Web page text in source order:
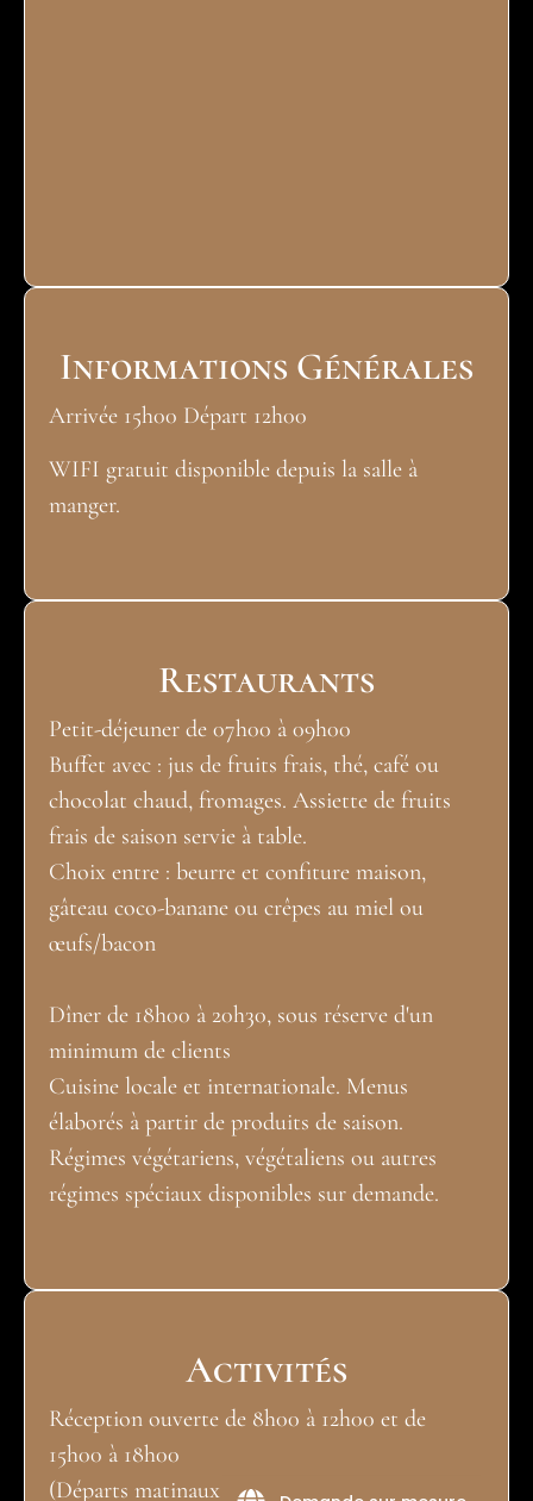
Informations Générales
Arrivée 15h00 Départ 12h00
WIFI gratuit disponible depuis la salle à
manger.
Restaurants
Petit-déjeuner de 07h00 à 09h00
Buffet avec : jus de fruits frais, thé, café ou
chocolat chaud, fromages. Assiette de fruits
frais de saison servie à table.
Choix entre : beurre et confiture maison,
gâteau coco-banane ou crêpes au miel ou
œufs/bacon
Dîner de 18h00 à 20h30, sous réserve d'un
minimum de clients
Cuisine locale et internationale. Menus
élaborés à partir de produits de saison.
Régimes végétariens, végétaliens ou autres
régimes spéciaux disponibles sur demande.
Activités
Réception ouverte de 8h00 à 12h00 et de
15h00 à 18h00
(Départs matinaux : check-out obligatoire la